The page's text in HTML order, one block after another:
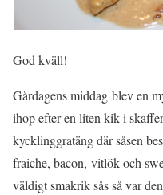
God kväll!
Gårdagens middag blev en
ihop efter en liten kik i
kycklinggratäng där såsen
fraiche, bacon, vitlök och
väldigt smakrik sås så var